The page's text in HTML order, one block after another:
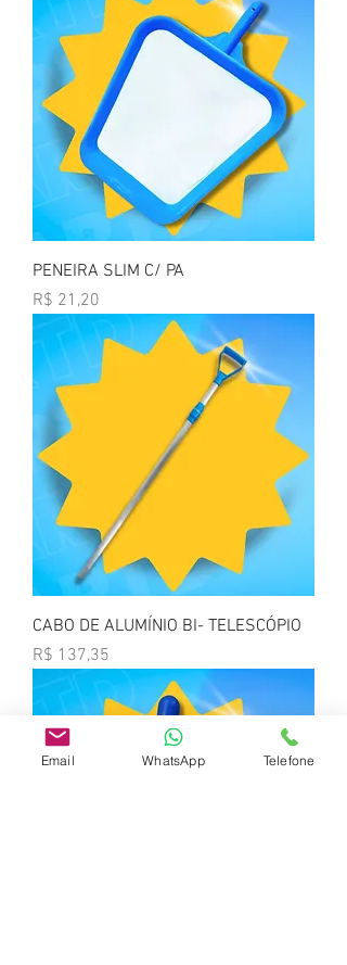
PENEIRA SLIM C/ PA
Preço
R$ 21,20
CABO DE ALUMÍNIO BI- TELESCÓPIO
Preço
R$ 137,35
Email WhatsApp Telefone